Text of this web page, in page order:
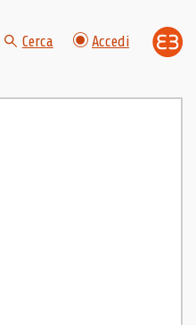
Cerca Accedi